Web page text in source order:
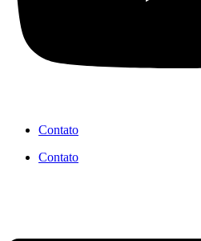
Contato
Contato